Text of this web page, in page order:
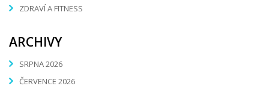
ZDRAVÍ A FITNESS
ARCHIVY
SRPNA 2026
ČERVENCE 2026